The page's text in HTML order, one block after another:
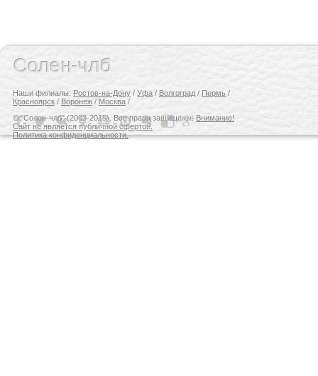
Солен-члб
Наши филиалы: Ростов-на-Дону / Уфа / Волгоград / Пермь /
Красноярск / Воронеж / Москва /
© "Солен-члб" (2003-2015). Все права защищены.Внимание!
Сайт не является публичной офертой.
Политика конфиденциальности.